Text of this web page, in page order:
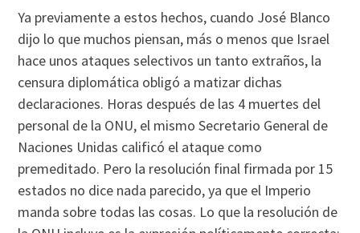
Ya previamente a estos hechos, cuando José Blanco
dijo lo que muchos piensan, más o menos que Israel
hace unos ataques selectivos un tanto extraños, la
censura diplomática obligó a matizar dichas
declaraciones. Horas después de las 4 muertes del
personal de la ONU, el mismo Secretario General de
Naciones Unidas calificó el ataque como
premeditado. Pero la resolución final firmada por 15
estados no dice nada parecido, ya que el Imperio
manda sobre todas las cosas. Lo que la resolución de